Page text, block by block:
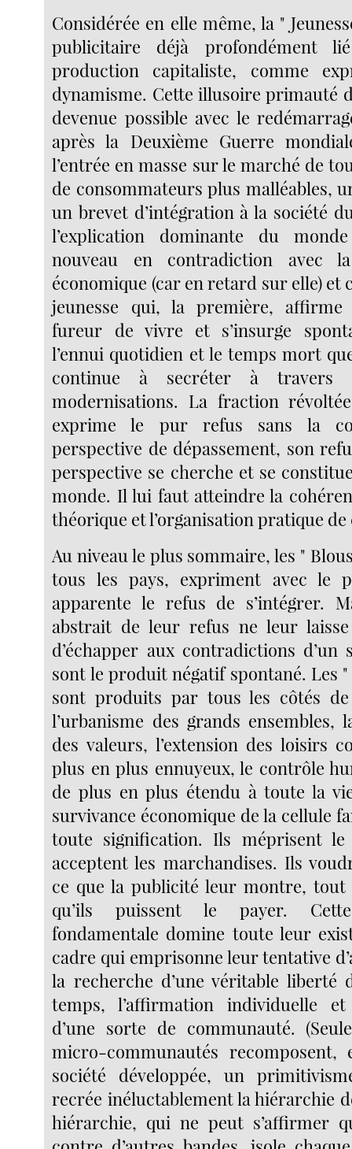
Considérée en elle même, la "
publicitaire déjà profondément
production capitaliste, comme
dynamisme. Cette illusoire primauté
devenue possible avec le
après la Deuxième Guerre
l’entrée en masse sur le marché de
de consommateurs plus malléables,
un brevet d’intégration à la société
l’explication dominante du
nouveau en contradiction avec
économique (car en retard sur elle) et
jeunesse qui, la première,
fureur de vivre et s’insurge
l’ennui quotidien et le temps mort
continue à secréter à travers
modernisations. La fraction
exprime le pur refus sans la
perspective de dépassement, son
perspective se cherche et se
monde. Il lui faut atteindre la
théorique et l’organisation pratique
Au niveau le plus sommaire, les "
tous les pays, expriment avec le
apparente le refus de s’intégrer.
abstrait de leur refus ne leur laisse
d’échapper aux contradictions d’un
sont le produit négatif spontané. Les
sont produits par tous les côtés
l’urbanisme des grands ensembles,
des valeurs, l’extension des loisirs
plus en plus ennuyeux, le contrôle
de plus en plus étendu à toute la
survivance économique de la cellule
toute signification. Ils méprisent
acceptent les marchandises. Ils
ce que la publicité leur montre, tout
qu’ils puissent le payer.
fondamentale domine toute leur
cadre qui emprisonne leur tentative
la recherche d’une véritable liberté
temps, l’affirmation individuelle
d’une sorte de communauté.
micro-communautés
société développée, un
recrée inéluctablement la hiérarchie
hiérarchie, qui ne peut s’affirmer